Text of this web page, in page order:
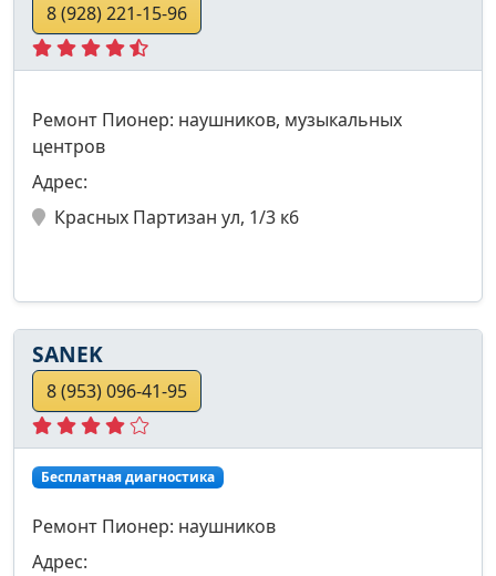
8 (928) 221-15-96
Ремонт Пионер: наушников, музыкальных
центров
Адрес:
Красных Партизан ул, 1/3 к6
SANEK
8 (953) 096-41-95
Бесплатная диагностика
Ремонт Пионер: наушников
Адрес: